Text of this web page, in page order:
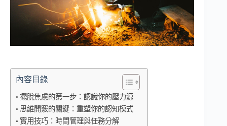
內容目錄
擺脫焦慮的第一步：認識你的壓力源
思維開竅的關鍵：重塑你的認知模式
實用技巧：時間管理與任務分解